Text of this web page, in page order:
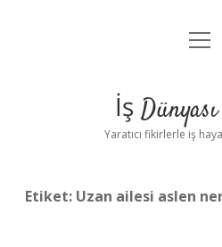
Anasayfa
Yasal
İş
Yaratıcı fikirlerle iş
Etiket: Uzan ailesi aslen